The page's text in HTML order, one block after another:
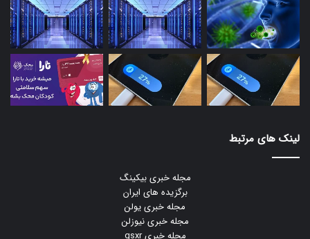
لینک های مرتبط
مجله خبری بیکینگ
برگزیده های ایران
مجله خبری یولن
مجله خبری نیوزلن
مجله خبری gsxr